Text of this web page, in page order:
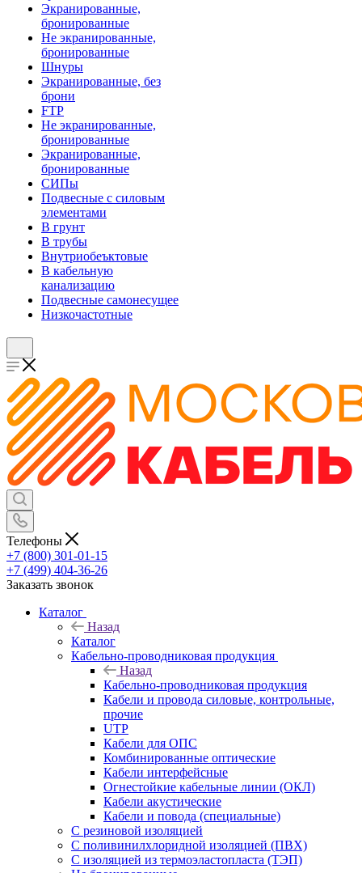
Экранированные,
бронированные
Не экранированные,
бронированные
Шнуры
Экранированные, без
брони
FTP
Не экранированные,
бронированные
Экранированные,
бронированные
СИПы
Подвесные с силовым
элементами
В грунт
В трубы
Внутриобеъктовые
В кабельную
канализацию
Подвесные самонесущее
Низкочастотные
Телефоны
+7 (800) 301-01-15
+7 (499) 404-36-26
Заказать звонок
Каталог
Назад
Каталог
Кабельно-проводниковая продукция
Назад
Кабельно-проводниковая продукция
Кабели и провода силовые, контрольные,
прочие
UTP
Кабели для ОПС
Комбинированные оптические
Кабели интерфейсные
Огнестойкие кабельные линии (ОКЛ)
Кабели акустические
Кабели и повода (специальные)
С резиновой изоляцией
С поливинилхлоридной изоляцией (ПВХ)
С изоляцией из термоэластопласта (ТЭП)